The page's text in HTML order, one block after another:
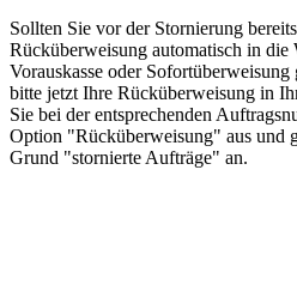
Sollten Sie vor der Stornierung
Rücküberweisung automatisch in die
Vorauskasse oder
bitte jetzt Ihre Rücküberweisung in
Sie bei der entsprechenden
Option "Rücküberweisung" aus und
Grund "stornierte Aufträge" an.